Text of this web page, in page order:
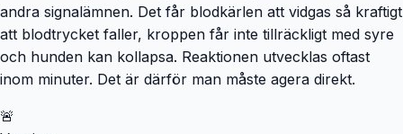
andra signalämnen. Det får blodkärlen att vidgas så kraftigt
att blodtrycket faller, kroppen får inte tillräckligt med syre
och hunden kan kollapsa. Reaktionen utvecklas oftast
inom minuter. Det är därför man måste agera direkt.
🚨